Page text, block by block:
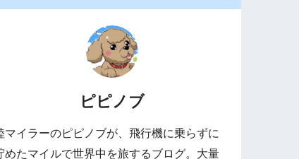
ピピノブ
マイラーのピピノブが、飛行機に乗らずに
めたマイルで世界中を旅するブログ。大量